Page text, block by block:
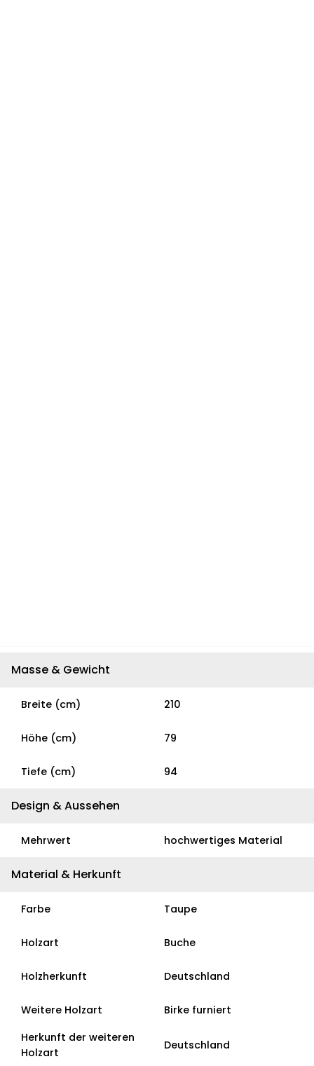
Masse & Gewicht
Breite (cm) 210
Höhe (cm) 79
Tiefe (cm) 94
Design & Aussehen
Mehrwert hochwertiges Material
Material & Herkunft
Farbe Taupe
Holzart Buche
Holzherkunft Deutschland
Weitere Holzart
Birke furniert
Herkunft der weiteren
Holzart
Deutschland